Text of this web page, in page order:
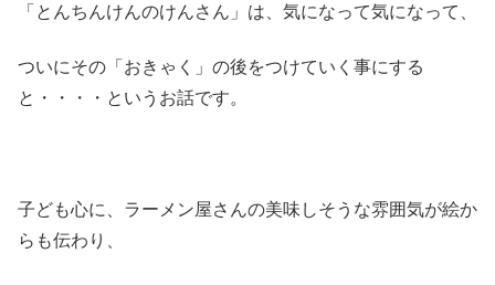
「とんちんけんのけんさん」は、気になって気になって、
ついにその「おきゃく」の後をつけていく事にする
と・・・・というお話です。
子ども心に、ラーメン屋さんの美味しそうな雰囲気が絵か
らも伝わり、